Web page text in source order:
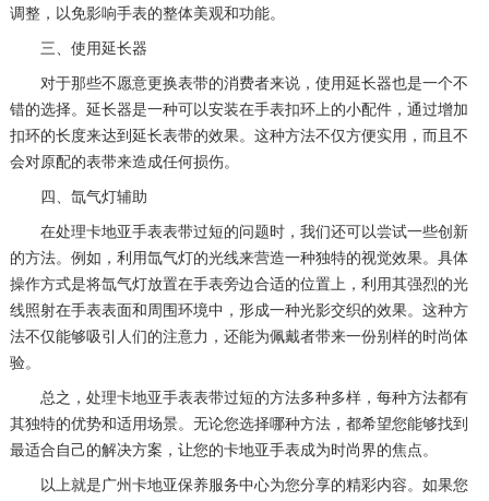
调整，以免影响手表的整体美观和功能。
三、使用延长器
对于那些不愿意更换表带的消费者来说，使用延长器也是一个不
错的选择。延长器是一种可以安装在手表扣环上的小配件，通过增加
扣环的长度来达到延长表带的效果。这种方法不仅方便实用，而且不
会对原配的表带来造成任何损伤。
四、氙气灯辅助
在处理卡地亚手表表带过短的问题时，我们还可以尝试一些创新
的方法。例如，利用氙气灯的光线来营造一种独特的视觉效果。具体
操作方式是将氙气灯放置在手表旁边合适的位置上，利用其强烈的光
线照射在手表表面和周围环境中，形成一种光影交织的效果。这种方
法不仅能够吸引人们的注意力，还能为佩戴者带来一份别样的时尚体
验。
总之，处理卡地亚手表表带过短的方法多种多样，每种方法都有
其独特的优势和适用场景。无论您选择哪种方法，都希望您能够找到
最适合自己的解决方案，让您的卡地亚手表成为时尚界的焦点。
以上就是 广州卡地亚保养服务中心为您分享的精彩内容。如果您